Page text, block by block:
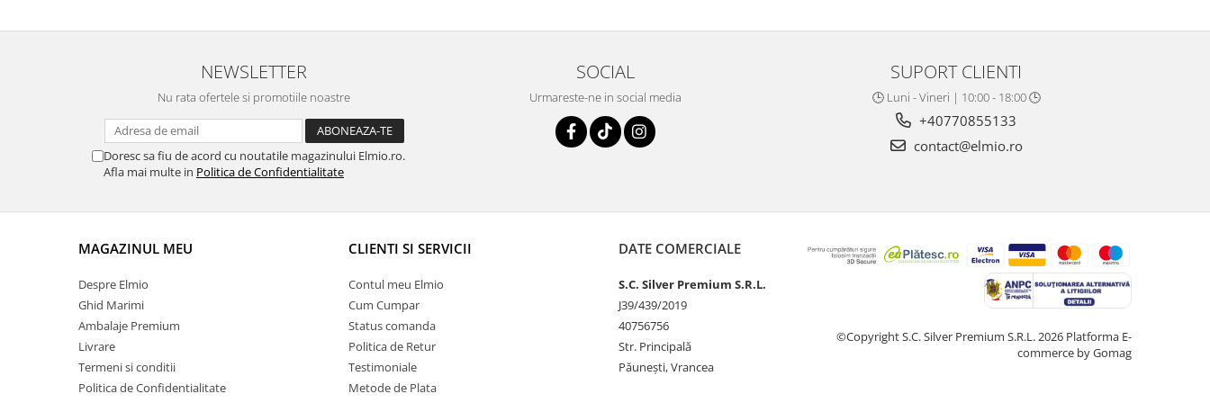
NEWSLETTER
Nu rata ofertele si promotiile noastre
Doresc sa fiu de acord cu noutatile magazinului Elmio.ro.
Afla mai multe in Politica de Confidentialitate
SOCIAL
Urmareste-ne in social media
SUPORT CLIENTI
🕒 Luni - Vineri | 10:00 - 18:00 🕒
+40770855133
contact@elmio.ro
MAGAZINUL MEU
Despre Elmio
Ghid Marimi
Ambalaje Premium
Livrare
Termeni si conditii
Politica de Confidentialitate
CLIENTI SI SERVICII
Contul meu Elmio
Cum Cumpar
Status comanda
Politica de Retur
Testimoniale
Metode de Plata
DATE COMERCIALE
S.C. Silver Premium S.R.L.
J39/439/2019
40756756
Str. Principală
Păunești, Vrancea
©Copyright S.C. Silver Premium S.R.L. 2026 Platforma E-
commerce by Gomag